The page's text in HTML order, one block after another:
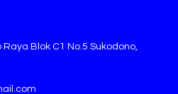
Blok C1 No.5 Sukodono,